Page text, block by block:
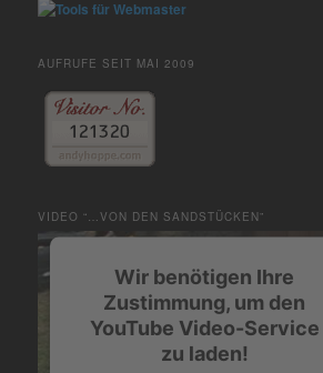
AUFRUFE SEIT MAI 2009
VIDEO “…VON DEN SANDSTÜCKEN”
Wir benötigen Ihre
Zustimmung, um den
YouTube Video-Service
zu laden!